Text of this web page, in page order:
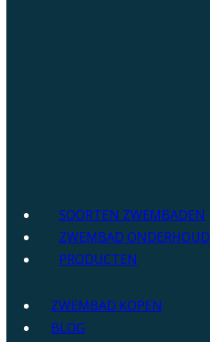
SOORTEN ZWEMBADEN
ZWEMBAD ONDERHOUD
PRODUCTEN
ZWEMBAD KOPEN
BLOG